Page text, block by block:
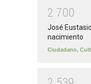
2 700
José
nacimiento
Ciudadano,